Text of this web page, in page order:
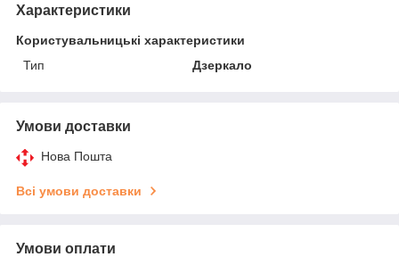
Характеристики
Користувальницькі характеристики
Тип
Дзеркало
Умови доставки
Нова Пошта
Всі умови доставки
Умови оплати